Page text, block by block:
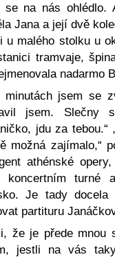
se na nás ohlédlo.
Jana a její dvě
u malého stolku u
tramvaje,
nadarmo
jsem se
jsem. Slečny
jdu za tebou.“
možná zajímalo,“
athénské
koncertním
Je tady
partituru
že je přede mnou
jestli na vás